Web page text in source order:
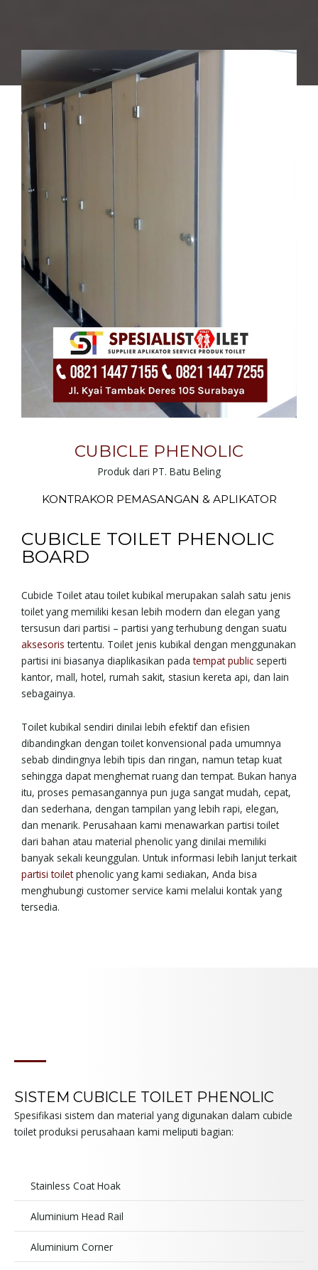
CUBICLE PHENOLIC
Produk dari PT. Batu Beling
KONTRAKOR PEMASANGAN & APLIKATOR
CUBICLE TOILET PHENOLIC
BOARD
Cubicle Toilet atau toilet kubikal merupakan salah satu jenis
toilet yang memiliki kesan lebih modern dan elegan yang
tersusun dari partisi – partisi yang terhubung dengan suatu
aksesoris tertentu. Toilet jenis kubikal dengan menggunakan
partisi ini biasanya diaplikasikan padatempat public seperti
kantor, mall, hotel, rumah sakit, stasiun kereta api, dan lain
sebagainya.
Toilet kubikal sendiri dinilai lebih efektif dan efisien
dibandingkan dengan toilet konvensional pada umumnya
sebab dindingnya lebih tipis dan ringan, namun tetap kuat
sehingga dapat menghemat ruang dan tempat. Bukan hanya
itu, proses pemasangannya pun juga sangat mudah, cepat,
dan sederhana, dengan tampilan yang lebih rapi, elegan,
dan menarik. Perusahaan kami menawarkan partisi toilet
dari bahan atau material phenolic yang dinilai memiliki
banyak sekali keunggulan. Untuk informasi lebih lanjut terkait
partisi toiletphenolic yang kami sediakan, Anda bisa
menghubungi customer service kami melalui kontak yang
tersedia.
SISTEM CUBICLE TOILET PHENOLIC
Spesifikasi sistem dan material yang digunakan dalam cubicle
toilet produksi perusahaan kami meliputi bagian:
Stainless Coat Hoak
Aluminium Head Rail
Aluminium Corner